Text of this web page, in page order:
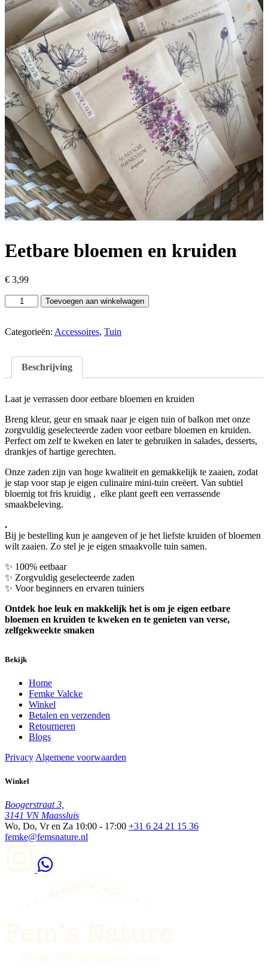
Eetbare bloemen en kruiden
€ 3,99
Eetbare
bloemen
kruiden
Toevoegen aan winkelwagen
Categorieën: Accessoires, Tuin
Beschrijving
Laat je verrassen door eetbare bloemen en kruiden
Breng kleur, geur en smaak naar je eigen tuin of balkon met onze
zorgvuldig geselecteerde zaden voor eetbare bloemen en kruiden.
Perfect om zelf te kweken en later te gebruiken in salades, desserts,
drankjes of hartige gerechten.
Onze zaden zijn van hoge kwaliteit en gemakkelijk te zaaien, zodat
je stap voor stap je eigen culinaire mini-tuin creëert. Van subtiel
bloemig tot fris kruidig , elke plant geeft een verrassende
smaakbeleving.
.
Bij je bestelling kun je aangeven of je het liefste kruiden of bloemen
wilt zaaien. Zo stel je je eigen smaakvolle tuin samen.
✨ 100% eetbaar
✨ Zorgvuldig geselecteerde zaden
✨ Voor beginners en ervaren tuiniers
Ontdek hoe leuk en makkelijk het is om je eigen eetbare
bloemen en kruiden te kweken en te genieten van verse,
zelfgekweekte smaken
Bekijk
Home
Femke Valcke
Winkel
Betalen en verzenden
Retourneren
Blogs
PrivacyAlgemene voorwaarden
Winkel
Boogerstraat 3,
3141 VN Maassluis
Wo, Do, Vr en Za 10:00 - 17:00 +31 6 24 21 15 36
femke@femsnature.nl